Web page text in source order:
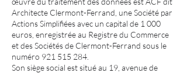
Architecte Clermont-Ferrand, une Société par
Actions Simplifiées avec un capital de 1 000
euros, enregistrée au Registre du Commerce
et des Sociétés de Clermont-Ferrand sous le
numéro 921 515 284
Son siège social est situé au 19, avenue de